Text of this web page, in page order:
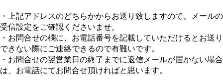
・上記アドレスのどちらかからお送り致しますので、メールの
受信設定をご確認くださいませ。
・お問合せの欄に、お電話番号を記載していただけるとお送り
できない際にご連絡できるので有難いです。
・お問合せの翌営業日の終了までに返信メールが届かない場合
は、お電話にてお問合せ頂ければと思います。